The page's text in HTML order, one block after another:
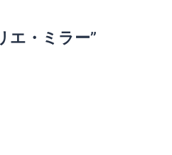
エ・ミラー”